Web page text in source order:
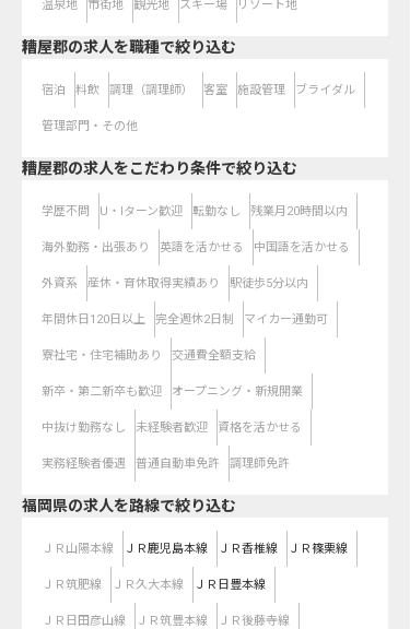
温泉地 市街地 観光地 スキー場 リゾート地
糟屋郡の求人を職種で絞り込む
宿泊 料飲 調理（調理師） 客室 施設管理 ブライダル
管理部門・その他
糟屋郡の求人をこだわり条件で絞り込む
学歴不問 U・Iターン歓迎 転勤なし 残業月20時間以内
海外勤務・出張あり 英語を活かせる 中国語を活かせる
外資系 産休・育休取得実績あり 駅徒歩5分以内
年間休日120日以上 完全週休2日制 マイカー通勤可
寮社宅・住宅補助あり 交通費全額支給
新卒・第二新卒も歓迎 オープニング・新規開業
中抜け勤務なし 未経験者歓迎 資格を活かせる
実務経験者優遇 普通自動車免許 調理師免許
福岡県の求人を路線で絞り込む
ＪＲ山陽本線 ＪＲ鹿児島本線 ＪＲ香椎線 ＪＲ篠栗線
ＪＲ筑肥線 ＪＲ久大本線 ＪＲ日豊本線
ＪＲ日田彦山線 ＪＲ筑豊本線 ＪＲ後藤寺線